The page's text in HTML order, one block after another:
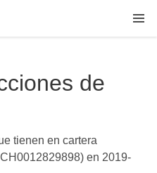
de
tienen en cartera
en 2019-